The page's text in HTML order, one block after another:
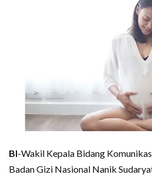
BI-Wakil Kepala Bidang
Badan Gizi Nasional Nanik